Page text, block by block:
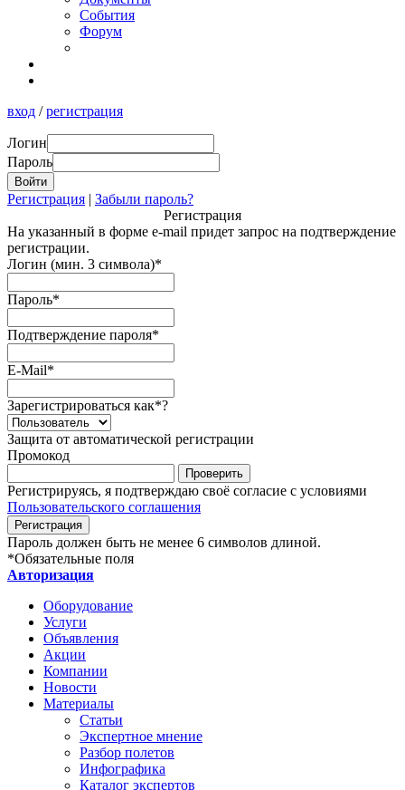
События
Форум
вход /регистрация
Логин
Пароль
Регистрация | Забыли пароль?
Регистрация
На указанный в форме e-mail придет запрос на подтверждение
регистрации.
Логин (мин. 3 символа)*
Пароль*
Подтверждение пароля*
E-Mail*
Зарегистрироваться как*?
Защита от автоматической регистрации
Промокод
Регистрируясь, я подтверждаю своё согласие с условиями
Пользовательского соглашения
Пароль должен быть не менее 6 символов длиной.
*Обязательные поля
Авторизация
Оборудование
Услуги
Объявления
Акции
Компании
Новости
Материалы
Статьи
Экспертное мнение
Разбор полетов
Инфографика
Каталог экспертов